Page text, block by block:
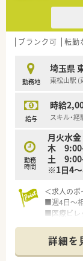
ブランク可 転勤
勤務地
埼玉県
東松山駅 (
給与
時給
スキル・
勤務
時間
月火水
木 9:00-
土 9:00-
※1日4～
＜求人のポ
■週4日～
■医療ビレ
■マイカー
詳細を